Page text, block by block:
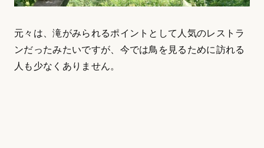
元々は、滝がみられるポイントとして人気のレストラ
ンだったみたいですが、今では鳥を見るために訪れる
人も少なくありません。